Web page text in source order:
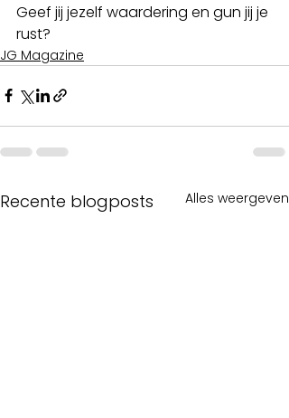
Geef jij jezelf waardering en gun jij je
rust?
JG Magazine
Recente blogposts Alles weergeven